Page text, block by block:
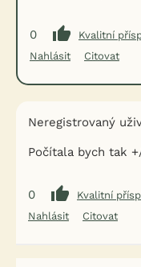
0
Kvalitní
Nahlásit
Citovat
Neregistrovaný
Počítala bych tak
0
Kvalitní
Nahlásit
Citovat